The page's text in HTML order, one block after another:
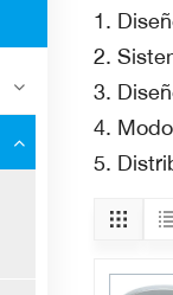
1.
2.
3.
4.
5.